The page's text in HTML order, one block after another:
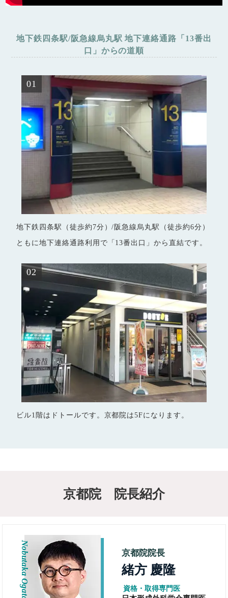
地下鉄四条駅/阪急線烏丸駅 地下連絡通路「13番出
口」からの道順
01
地下鉄四条駅（徒歩約7分）/阪急線烏丸駅（徒歩約6分）
ともに地下連絡通路利用で「13番出口」から直結です。
02
ビル1階はドトールです。京都院は5Fになります。
京都院 院長紹介
Nobutaka Ogata 京都院院長
緒方 慶隆
資格・取得専門医